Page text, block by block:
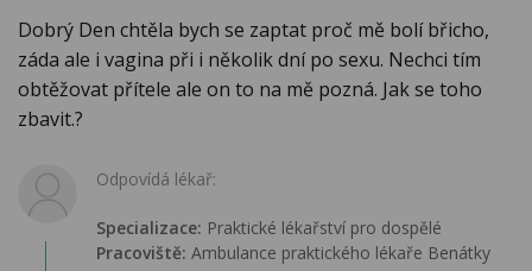
Dobrý Den chtěla bych se zaptat proč mě bolí břicho,
záda ale i vagina při i několik dní po sexu. Nechci tím
obtěžovat přítele ale on to na mě pozná. Jak se toho
zbavit.?
Odpovídá lékař:
Specializace: Praktické lékařství pro dospělé
Pracoviště: Ambulance praktického lékaře Benátky